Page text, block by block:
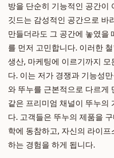
방을 단순히 기능적인 공간이
깃드는 감성적인 공간으로 바
만들더라도 그 공간에 놓였을
를 먼저 고민합니다. 이러한
생산, 마케팅에 이르기까지
다. 이는 저가 경쟁과 기능성
와 뚜누를 근본적으로 다르게
같은 프리미엄 채널이 뚜누의
다. 고객들은 뚜누의 제품을
학에 동참하고, 자신의 라이
하는 경험을 하게 됩니다.